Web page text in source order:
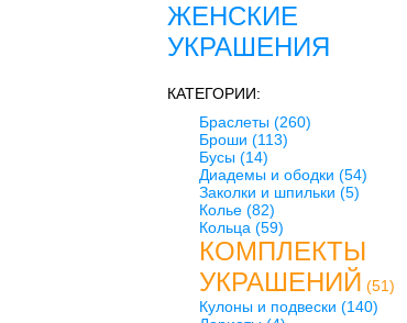
ЖЕНСКИЕ
УКРАШЕНИЯ
КАТЕГОРИИ:
Браслеты(260)
Броши (113)
Бусы(14)
Диадемы и ободки (54)
Заколки и шпильки (5)
Колье(82)
Кольца (59)
КОМПЛЕКТЫ
УКРАШЕНИЙ (51)
Кулоны и подвески (140)